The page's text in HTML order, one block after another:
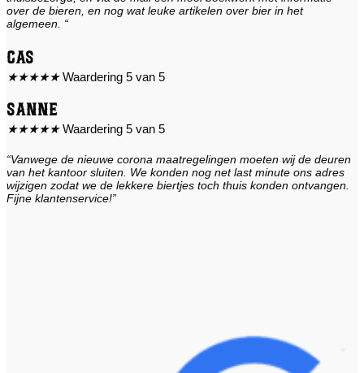
over de bieren, en nog wat leuke artikelen over bier in het
algemeen. “
Cas
★★★★★ Waardering 5 van 5
Sanne
★★★★★ Waardering 5 van 5
“Vanwege de nieuwe corona maatregelingen moeten wij de deuren
van het kantoor sluiten. We konden nog net last minute ons adres
wijzigen zodat we de lekkere biertjes toch thuis konden ontvangen.
Fijne klantenservice!”